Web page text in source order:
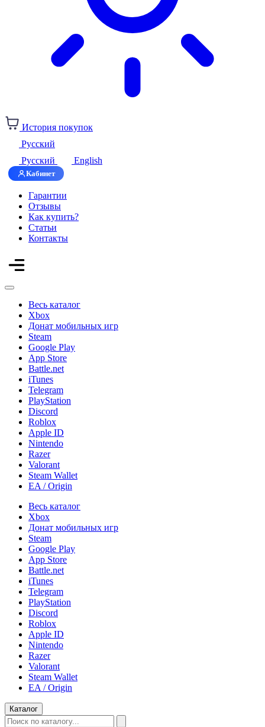
История покупок
Русский
Русский
English
Кабинет
Гарантии
Отзывы
Как купить?
Статьи
Контакты
Весь каталог
Xbox
Донат мобильных игр
Steam
Google Play
App Store
Battle.net
iTunes
Telegram
PlayStation
Discord
Roblox
Apple ID
Nintendo
Razer
Valorant
Steam Wallet
EA / Origin
Весь каталог
Xbox
Донат мобильных игр
Steam
Google Play
App Store
Battle.net
iTunes
Telegram
PlayStation
Discord
Roblox
Apple ID
Nintendo
Razer
Valorant
Steam Wallet
EA / Origin
Каталог